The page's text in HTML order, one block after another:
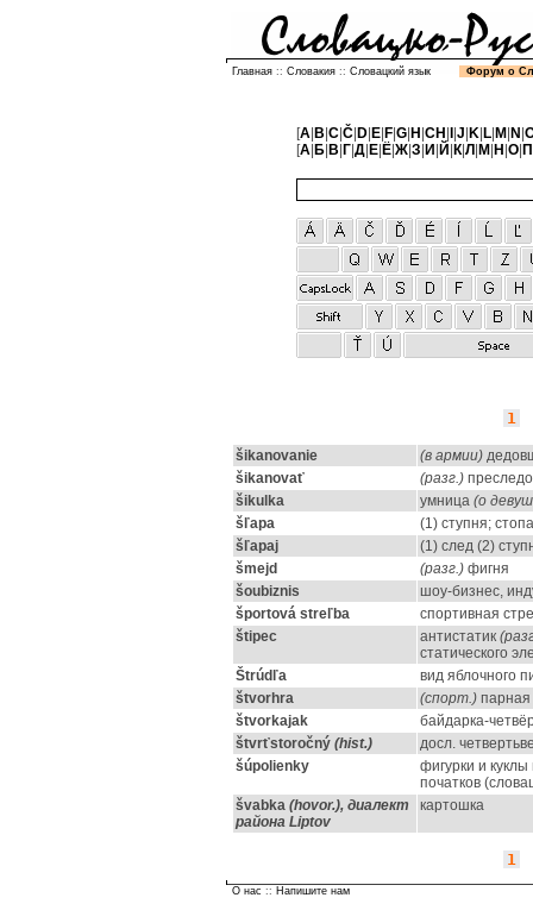
Главная :: Словакия :: Словацкий язык Форум о
[A| B C| Č| D| E| F| G| H CH J K| L| M N
[А Б В Г Д Е Ё Ж З И Й К|Л М Н О П
1
šikanovanie (в армии)
šikanovať
(разг.)
šikulka
умница (о
šľapa
(1) ступня;
šľapaj
(1) след (2)
šmejd
(разг.)фигня
šoubiznis
шоу-бизнес,
športová streľba
спортивная
štipec
антистатик
статического
Štrúdľa
вид яблочного
štvorhra
(спорт.)парная
štvorkajak
байдарка-
štvrťstoročný (hist.)
досл.
šúpolienky
фигурки и куклы
початков
švabka (hovor.), диалект
района Liptov
картошка
1
О нас :: Напишите нам